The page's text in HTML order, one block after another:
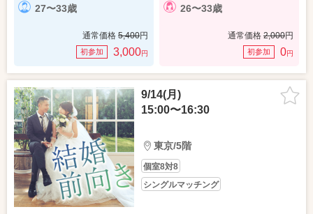
27〜33歳
通常価格 5,400円
初参加 3,000円
26〜33歳
通常価格 2,000円
初参加 0円
9/14(月)
15:00〜16:30
東京/5階
個室8対8
シングルマッチング